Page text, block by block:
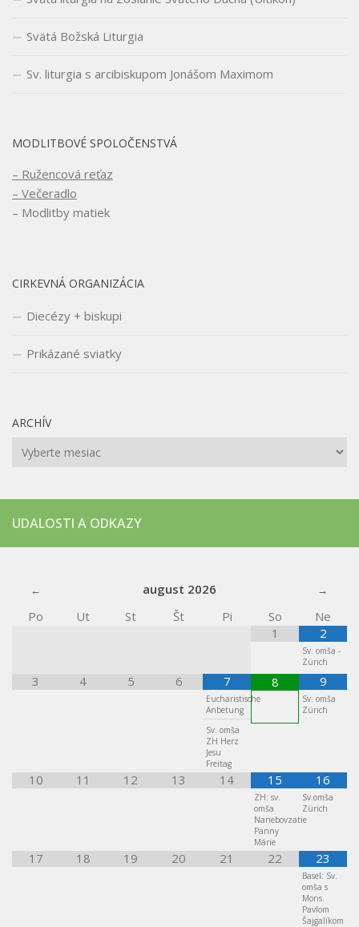
Svätá Božská Liturgia
Sv. liturgia s arcibiskupom Jonášom Maximom
MODLITBOVÉ SPOLOČENSTVÁ
– Ružencová reťaz
– Večeradlo
– Modlitby matiek
CIRKEVNÁ ORGANIZÁCIA
Diecézy + biskupi
Prikázané sviatky
ARCHÍV
Archív
UDALOSTI A ODKAZY
august 2026
Po
Ut St Št Pi So
Ne
1
2
Sv. omša -
Zürich
3 4 5 6 7
Eucharistische
Anbetung
Sv. omša
ZH Herz
Jesu
Freitag
8 9
Sv. omša
Zürich
10 11 12 13 14 15
ZH: sv.
omša
Nanebovzatie
Panny
Márie
16
Sv.omša
Zürich
17 18 19 20 21 22 23
Basel: Sv.
omša s
Mons.
Pavlom
Šajgalíkom